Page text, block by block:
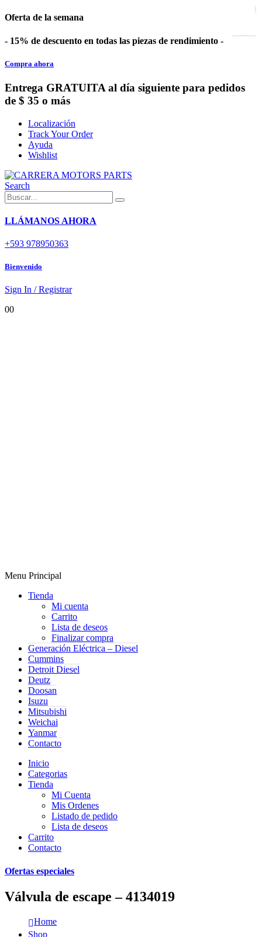
Oferta de la semana
- 15% de descuento en todas las piezas de rendimiento -
Compra ahora
Entrega GRATUITA al día siguiente para pedidos
de $ 35 o más
Localización
Track Your Order
Ayuda
Wishlist
Search
LLÁMANOS AHORA
+593 978950363
Bienvenido
Sign In / Registrar
00
Menu Principal
Tienda
Mi cuenta
Carrito
Lista de deseos
Finalizar compra
Generación Eléctrica – Diesel
Cummins
Detroit Diesel
Deutz
Doosan
Isuzu
Mitsubishi
Weichai
Yanmar
Contacto
Inicio
Categorias
Tienda
Mi Cuenta
Mis Ordenes
Listado de pedido
Lista de deseos
Carrito
Contacto
Ofertas especiales
Válvula de escape – 4134019
Home
Shop